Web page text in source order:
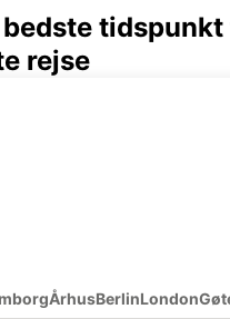
rejse
ÅrhusBerlinLondon